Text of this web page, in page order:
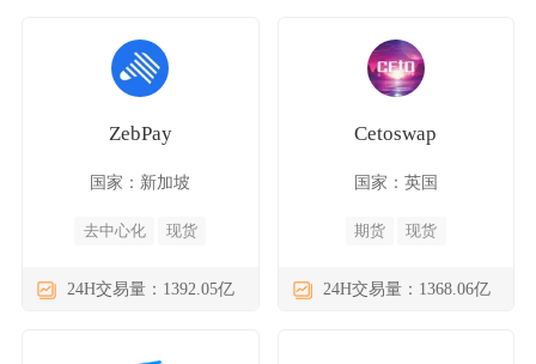
ZebPay
国家：新加坡
去中心化 现货
24H交易量：1392.05亿
Cetoswap
国家：英国
期货 现货
24H交易量：1368.06亿